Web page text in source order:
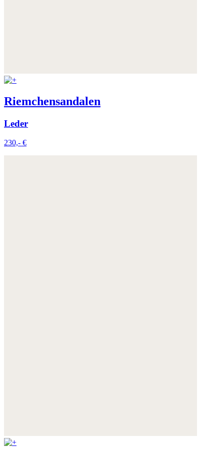
Riemchensandalen
Leder
230,- €